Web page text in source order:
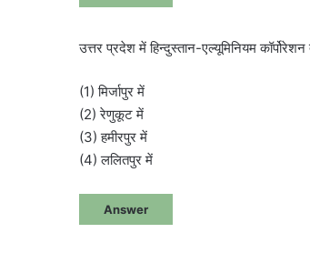
उत्तर प्रदेश में हिन्दुस्तान-एल्यूमिनियम कॉर्पोरेशन
(1) मिर्जापुर में
(2) रेणुकूट में
(3) हमीरपुर में
(4) ललितपुर में
Answer